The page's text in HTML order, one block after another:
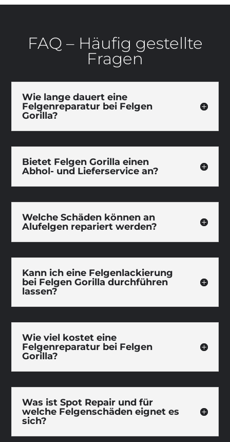
FAQ – Häufig gestellte
Fragen
Wie lange dauert eine
Felgenreparatur bei Felgen
Gorilla?
Bietet Felgen Gorilla einen
Abhol- und Lieferservice an?
Welche Schäden können an
Alufelgen repariert werden?
Kann ich eine Felgenlackierung
bei Felgen Gorilla durchführen
lassen?
Wie viel kostet eine
Felgenreparatur bei Felgen
Gorilla?
Was ist Spot Repair und für
welche Felgenschäden eignet es
sich?